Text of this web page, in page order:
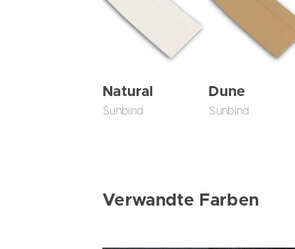
Natural
Sunbind
Dune
Sunbind
Verwandte Farben